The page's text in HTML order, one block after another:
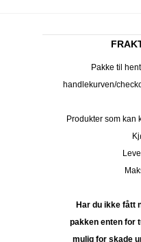
Pakke til
handlekurven/
Produkter som kan
Har du ikke fått
pakken enten for
mulig for skade